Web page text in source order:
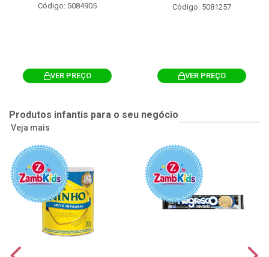
Código: 5084905
VER PREÇO
Código: 5081257
VER PREÇO
Produtos infantis para o seu negócio
Veja mais